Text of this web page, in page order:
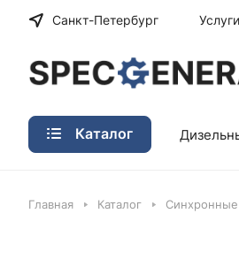
Санкт-Петербург Услуги
Каталог
Главная Каталог